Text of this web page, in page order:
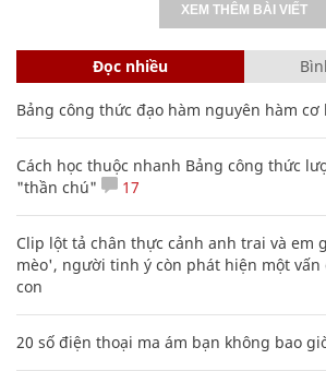
XEM THÊM BÀI VIẾT
Đọc nhiều
Bảng công thức đạo hàm nguyên hàm cơ
Cách học thuộc nhanh Bảng công thức
"thần chú"
17
Clip lột tả chân thực cảnh anh trai và em
mèo', người tinh ý còn phát hiện một
con
20 số điện thoại ma ám bạn không bao